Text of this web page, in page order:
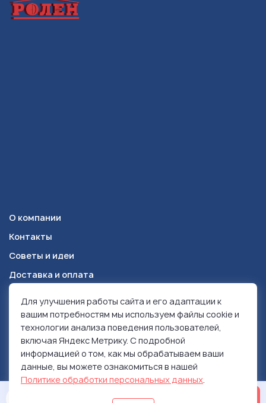
ОСТАВИТЬ ЗАЯВКУ
О компании
Контакты
Советы и идеи
Доставка и оплата
Красноярск +7 (391) 278-49-84
© 1999-2026 Ролен
Политика конфиденциальности
Использование контента
Для улучшения работы сайта и его адаптации к
вашим потребностям мы используем файлы cookie и
технологии анализа поведения пользователей,
включая Яндекс Метрику. С подробной
информацией о том, как мы обрабатываем ваши
данные, вы можете ознакомиться в нашей
Политике обработки персональных данных.